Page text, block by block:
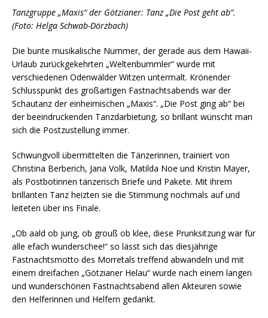
Tanzgruppe „Maxis“ der Götzianer: Tanz „Die Post geht ab“.
(Foto: Helga Schwab-Dörzbach)
Die bunte musikalische Nummer, der gerade aus dem Hawaii-
Urlaub zurückgekehrten „Weltenbummler“ wurde mit
verschiedenen Odenwälder Witzen untermalt. Krönender
Schlusspunkt des großartigen Fastnachtsabends war der
Schautanz der einheimischen „Maxis“. „Die Post ging ab“ bei
der beeindruckenden Tanzdarbietung, so brillant wünscht man
sich die Postzustellung immer.
Schwungvoll übermittelten die Tänzerinnen, trainiert von
Christina Berberich, Jana Volk, Matilda Noe und Kristin Mayer,
als Postbotinnen tänzerisch Briefe und Pakete. Mit ihrem
brillanten Tanz heizten sie die Stimmung nochmals auf und
leiteten über ins Finale.
„Ob aald ob jung, ob grouß ob klee, diese Prunksitzung war für
alle efach wunderschee!“ so lässt sich das diesjährige
Fastnachtsmotto des Morretals treffend abwandeln und mit
einem dreifachen „Götzianer Helau“ wurde nach einem langen
und wunderschönen Fastnachtsabend allen Akteuren sowie
den Helferinnen und Helfern gedankt.